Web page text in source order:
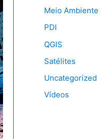
Meio Ambiente
PDI
QGIS
Satélites
Uncategorized
Vídeos